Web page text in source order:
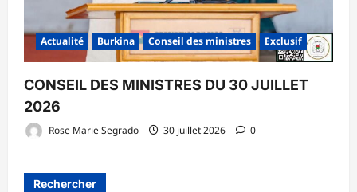
Actualité Burkina Conseil des ministres Exclusif
CONSEIL DES MINISTRES DU 30 JUILLET
2026
Rose Marie Segrado 30 juillet 2026 0
Rechercher